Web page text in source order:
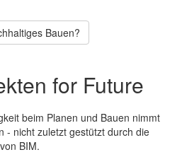
Bauen?
for Future
beim Planen und Bauen nimmt
- nicht zuletzt gestützt durch die
BIM.